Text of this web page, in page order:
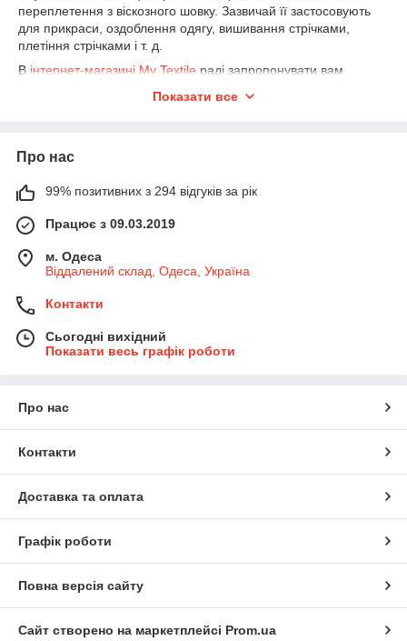
переплетення з віскозного шовку. Зазвичай її застосовують
для прикраси, оздоблення одягу, вишивання стрічками,
плетіння стрічками і т. д.
В інтернет-магазині My Textile раді запропонувати вам
можна як оптом, так і в роздріб. Оперативне відправлення
менеджерів компанії. Бажаємо вам приємних покупок у
Весь асортимент товару є на сайті
Показати все
Про нас
99% позитивних з 294 відгуків за рік
Працює з 09.03.2019
м. Одеса
Віддалений склад, Одеса, Україна
Контакти
Сьогодні вихідний
Показати весь графік роботи
Про нас
Контакти
Доставка та оплата
Графік роботи
Повна версія сайту
Сайт створено на маркетплейсі Prom.ua